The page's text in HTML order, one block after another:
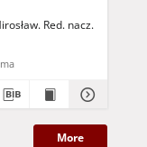
Red. nacz.
More